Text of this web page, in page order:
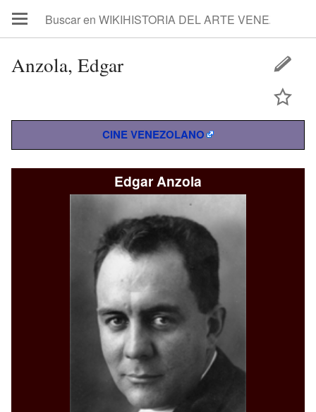
Anzola, Edgar
CINE VENEZOLANO
Edgar Anzola